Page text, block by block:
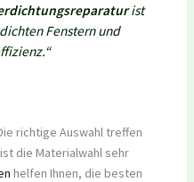
ist
Fenstern und
richtige Auswahl treffen
die Materialwahl sehr
helfen Ihnen, die besten